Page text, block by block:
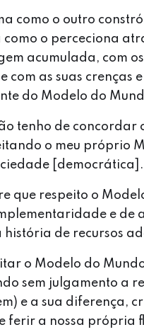
como o outro
o perceciona
acumulada, com
com as suas crenças
do Modelo do
tenho de
o meu próprio
[democrática].
que respeito o
e de
história de recursos
o Modelo do
sem julgamento a
e a sua diferença,
ferir a nossa própria